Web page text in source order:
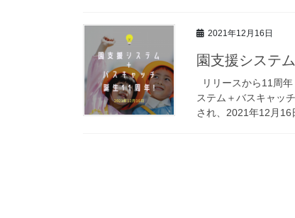
2021年12月16日
園支援システ
リリースから11周
ステム＋バスキャッ
され、2021年12月